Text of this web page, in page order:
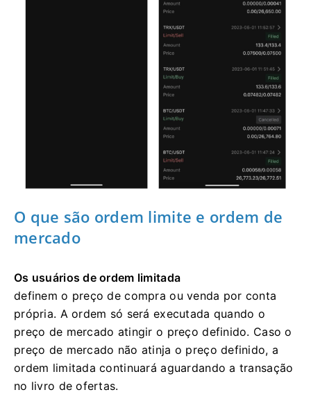
O que são ordem limite e ordem de
mercado
Os usuários de ordem limitada
definem o preço de compra ou venda por conta
própria. A ordem só será executada quando o
preço de mercado atingir o preço definido. Caso o
preço de mercado não atinja o preço definido, a
ordem limitada continuará aguardando a transação
no livro de ofertas.